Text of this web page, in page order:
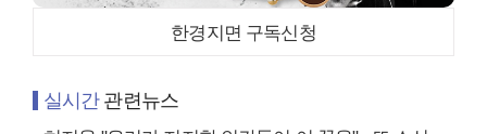
한경지면 구독신청
실시간관련뉴스